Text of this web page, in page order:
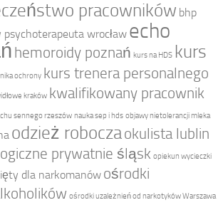
pracowników bhp
psychoterapeuta wrocław echo
hemoroidy poznań kurs na HDS kurs
ochrony kurs trenera personalnego
kraków kwalifikowany pracownik
sennego rzeszów nauka sep i hds objawy nietolerancji mleka
odzież robocza okulista lublin
prywatnie śląsk opiekun wycieczki
dla narkomanów ośrodki
ośrodki uzależnień od narkotyków Warszawa